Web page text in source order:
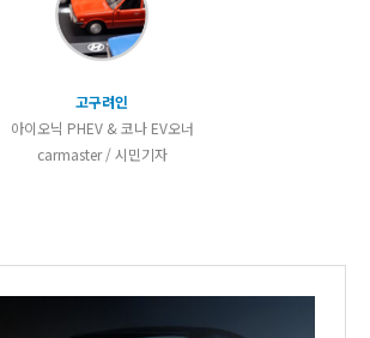
고구려인
아이오닉 PHEV & 코나 EV오너
carmaster / 시민기자